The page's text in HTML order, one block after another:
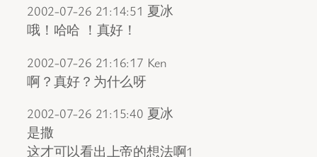
2002-07-26 21:14:51 夏冰
哦！哈哈 ！真好！
2002-07-26 21:16:17 Ken
啊？真好？为什么呀
2002-07-26 21:15:40 夏冰
是撒
这才可以看出上帝的想法啊1